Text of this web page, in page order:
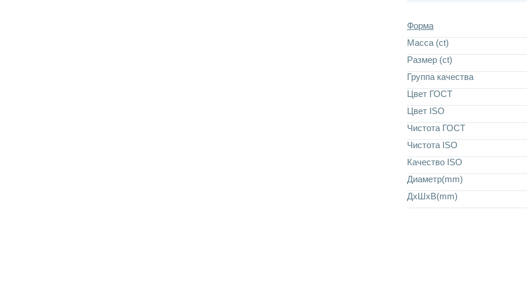
Форма
Масса (ct)
Размер (ct)
Группа качества
Цвет ГОСТ
Цвет ISO
Чистота ГОСТ
Чистота ISO
Качество ISO
Диаметр(mm)
ДхШхВ(mm)